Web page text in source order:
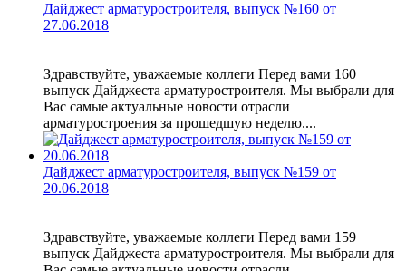
Дайджест арматуростроителя, выпуск №160 от
27.06.2018
Здравствуйте, уважаемые коллеги Перед вами 160
выпуск Дайджеста арматуростроителя. Мы выбрали для
Вас самые актуальные новости отрасли
арматуростроения за прошедшую неделю....
Дайджест арматуростроителя, выпуск №159 от
20.06.2018
Здравствуйте, уважаемые коллеги Перед вами 159
выпуск Дайджеста арматуростроителя. Мы выбрали для